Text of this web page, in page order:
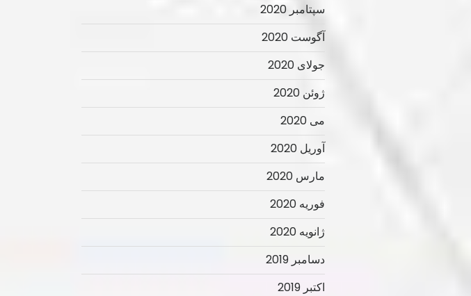
سپتامبر 2020
آگوست 2020
جولای 2020
ژوئن 2020
می 2020
آوریل 2020
مارس 2020
فوریه 2020
ژانویه 2020
دسامبر 2019
اکتبر 2019